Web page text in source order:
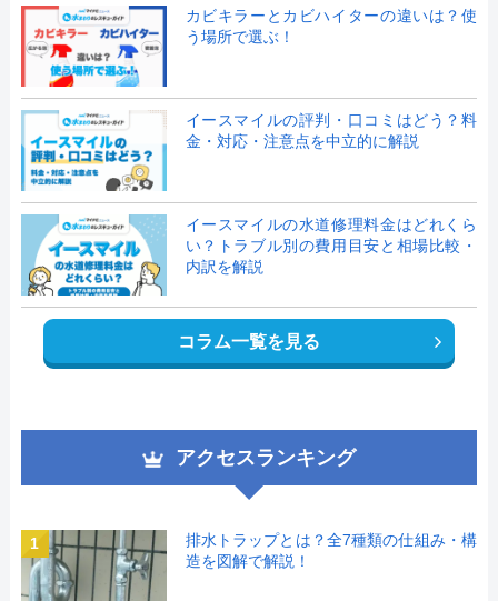
カビキラーとカビハイターの違いは？使
う場所で選ぶ！
イースマイルの評判・口コミはどう？料
金・対応・注意点を中立的に解説
イースマイルの水道修理料金はどれくら
い？トラブル別の費用目安と相場比較・
内訳を解説
コラム一覧を見る
アクセスランキング
1
排水トラップとは？全7種類の仕組み・構
造を図解で解説！